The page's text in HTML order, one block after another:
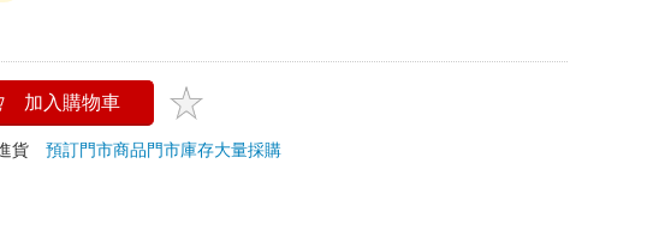
加入購物車
進貨預訂門市商品門市庫存大量採購